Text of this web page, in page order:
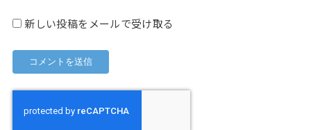
新しい投稿をメールで受け取る